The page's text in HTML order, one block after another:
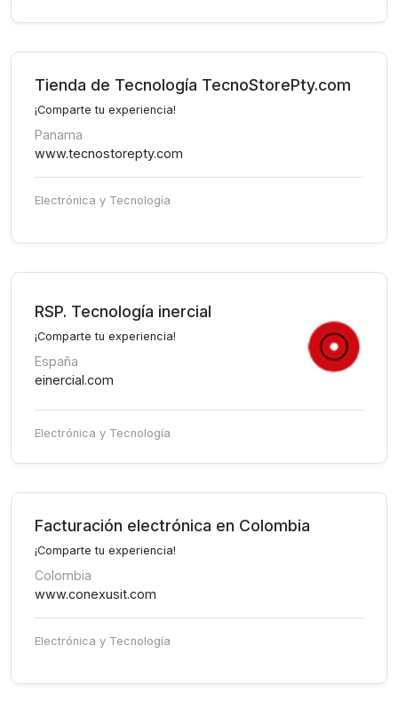
Tienda de Tecnología TecnoStorePty.com
¡Comparte tu experiencia!
Panama
www.tecnostorepty.com
Electrónica y Tecnología
RSP. Tecnología inercial
¡Comparte tu experiencia!
España
einercial.com
Electrónica y Tecnología
Facturación electrónica en Colombia
¡Comparte tu experiencia!
Colombia
www.conexusit.com
Electrónica y Tecnología